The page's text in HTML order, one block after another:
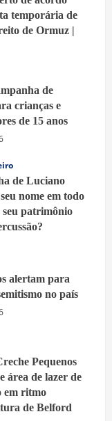
temporária de
de Ormuz |
de
crianças e
de 15 anos
de Luciano
nome em todo
seu patrimônio
alertam para
no país
Pequenos
área de lazer de
em ritmo
de Belford